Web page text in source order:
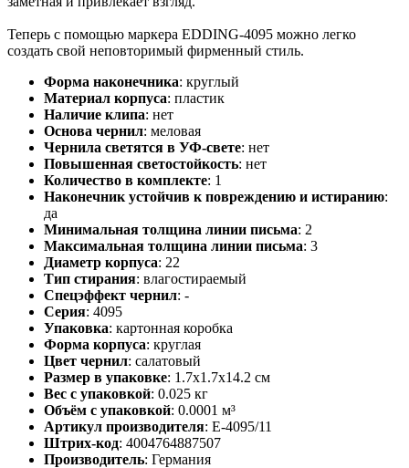
Теперь с помощью маркера EDDING-4095 можно легко
создать свой неповторимый фирменный стиль.
Форма наконечника: круглый
Материал корпуса: пластик
Наличие клипа: нет
Основа чернил: меловая
Чернила светятся в УФ-свете: нет
Повышенная светостойкость: нет
Количество в комплекте: 1
Наконечник устойчив к повреждению и истиранию:
да
Минимальная толщина линии письма: 2
Максимальная толщина линии письма: 3
Диаметр корпуса: 22
Тип стирания: влагостираемый
Спецэффект чернил: -
Серия: 4095
Упаковка: картонная коробка
Форма корпуса: круглая
Цвет чернил: салатовый
Размер в упаковке: 1.7x1.7x14.2 см
Вес с упаковкой: 0.025 кг
Объём с упаковкой: 0.0001 м³
Артикул производителя: E-4095/11
Штрих-код: 4004764887507
Производитель: Германия